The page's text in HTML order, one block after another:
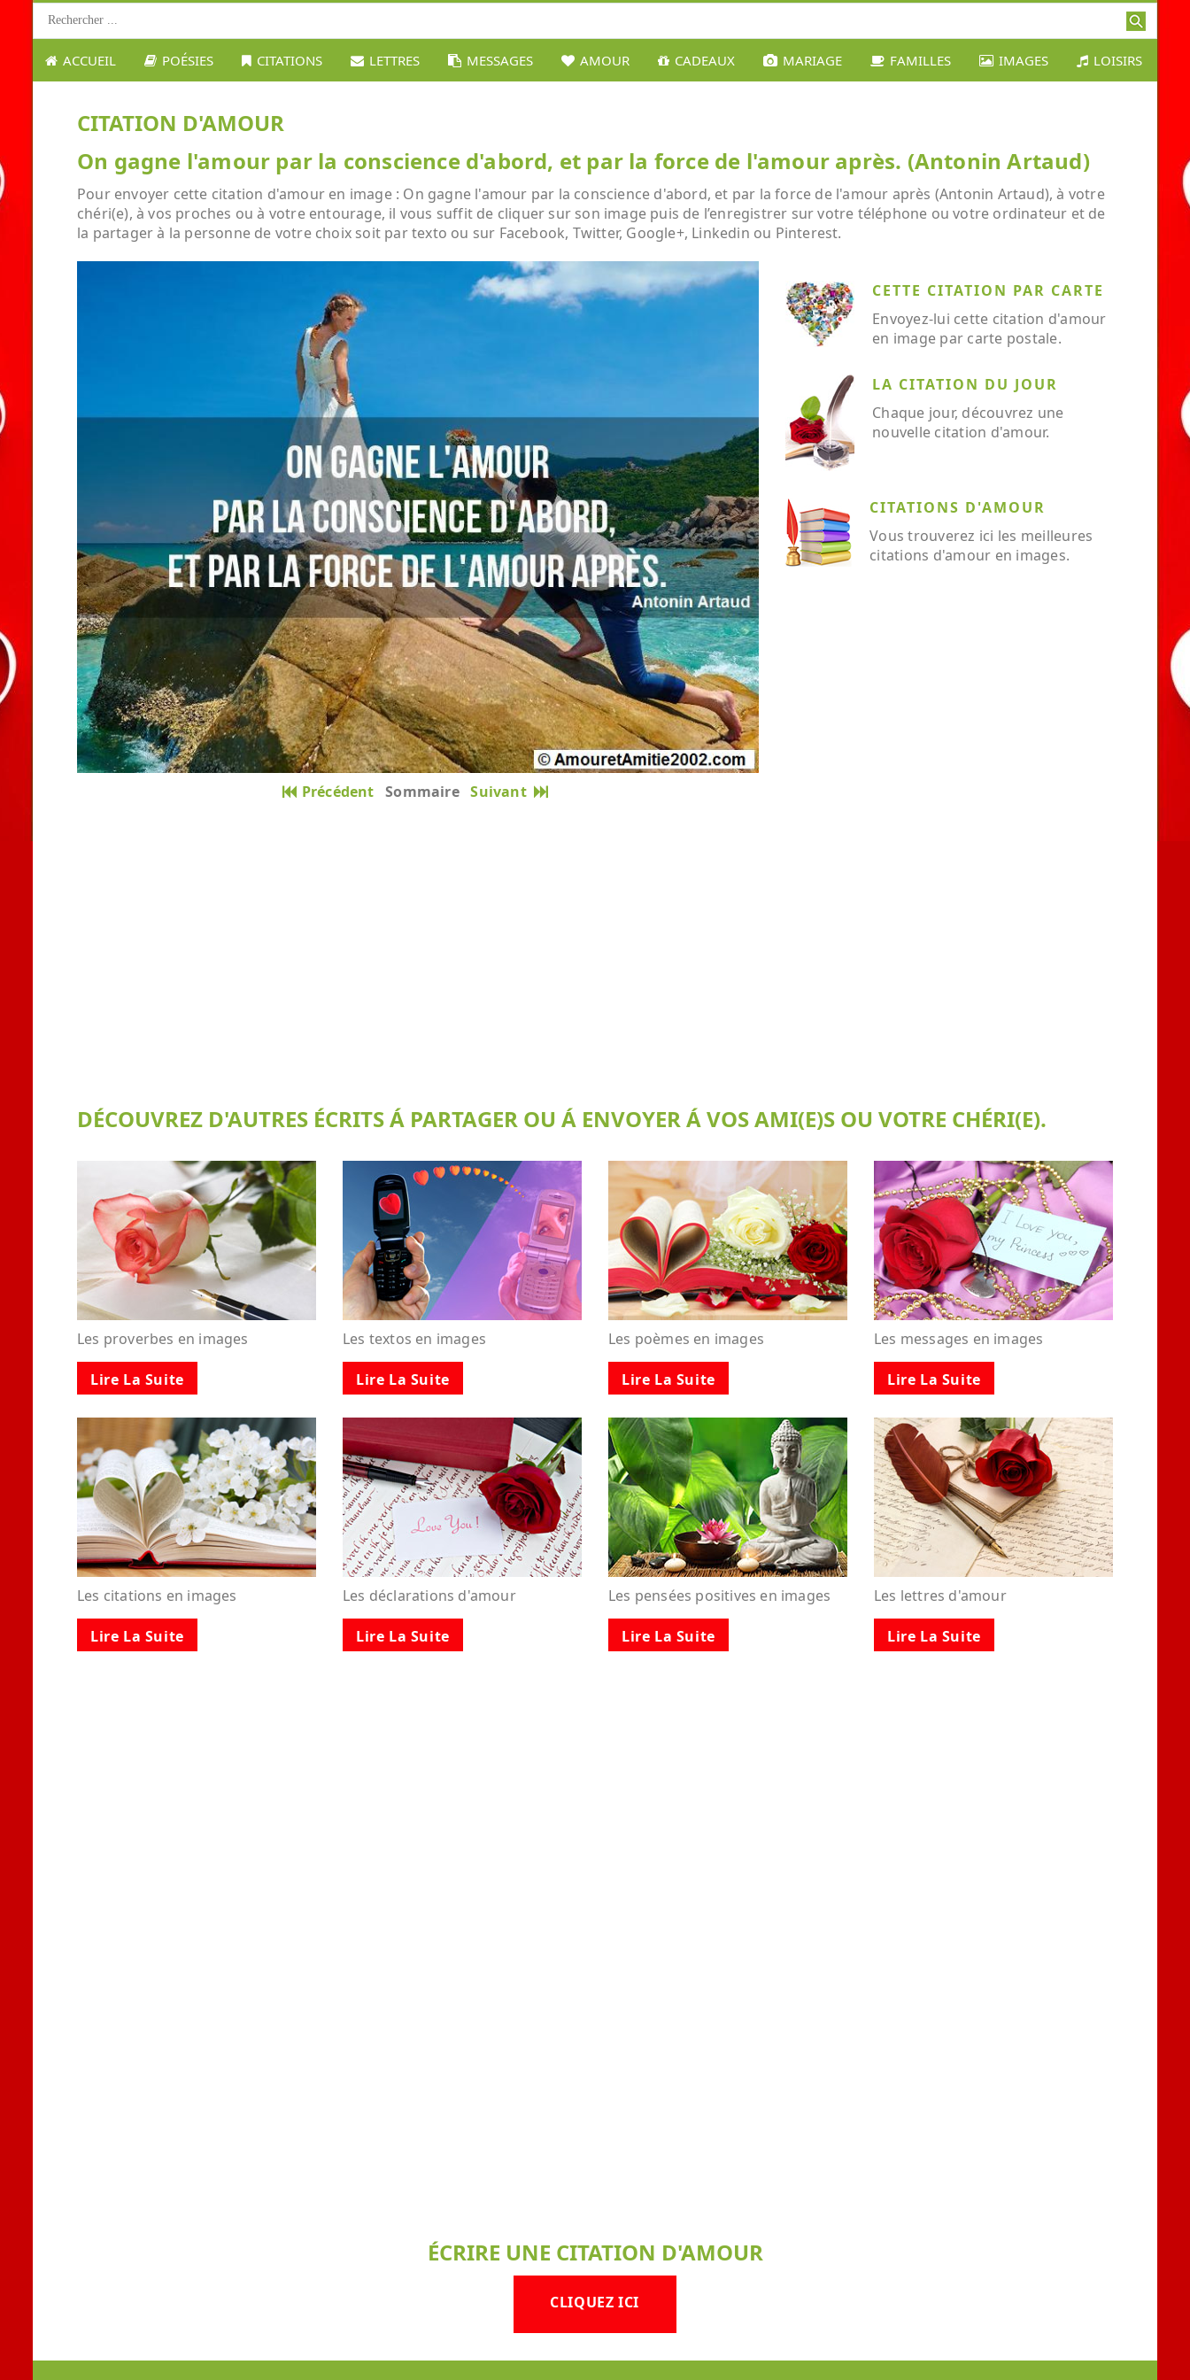
ACCUEIL POÉSIES CITATIONS LETTRES MESSAGES AMOUR CADEAUX MARIAGE FAMILLES IMAGES LOISIRS
CITATION D'AMOUR
On gagne l'amour par la conscience d'abord, et par la force de l'amour après. (Antonin Artaud)
Pour envoyer cette citation d'amour en image : On gagne l'amour par la conscience d'abord, et par la force de l'amour après (Antonin Artaud), à votre
chéri(e), à vos proches ou à votre entourage, il vous suffit de cliquer sur son image puis de l’enregistrer sur votre téléphone ou votre ordinateur et de
la partager à la personne de votre choix soit par texto ou sur Facebook, Twitter, Google+, Linkedin ou Pinterest.
Précédent Sommaire Suivant
CETTE CITATION PAR CARTE
Envoyez-lui cette citation d'amour
en image par carte postale.
LA CITATION DU JOUR
Chaque jour, découvrez une
nouvelle citation d'amour.
CITATIONS D'AMOUR
Vous trouverez ici les meilleures
citations d'amour en images.
DÉCOUVREZ D'AUTRES ÉCRITS Á PARTAGER OU Á ENVOYER Á VOS AMI(E)S OU VOTRE CHÉRI(E).
Les proverbes en images
Lire La Suite
Les textos en images
Lire La Suite
Les poèmes en images
Lire La Suite
Les messages en images
Lire La Suite
Les citations en images
Lire La Suite
Les déclarations d'amour
Lire La Suite
Les pensées positives en images
Lire La Suite
Les lettres d'amour
Lire La Suite
ÉCRIRE UNE CITATION D'AMOUR
CLIQUEZ ICI